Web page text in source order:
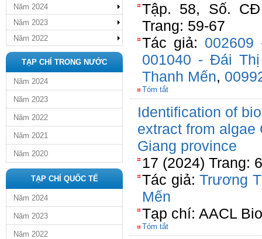
Năm 2024
Năm 2023
Năm 2022
TẠP CHÍ TRONG NƯỚC
Năm 2024
Năm 2023
Năm 2022
Năm 2021
Năm 2020
TẠP CHÍ QUỐC TẾ
Năm 2024
Năm 2023
Năm 2022
Tập. 58, Số.
Trang: 59-67
Tác giả:
001040 - Đái
Thanh Mến,
Tóm tắt
Identification of
extract from algae
Giang province
17 (2024) Trang:
Tác giả:Trương
Mến
Tạp chí: AACL
Tóm tắt